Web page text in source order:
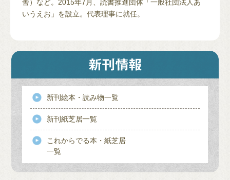
舎）など。2015年7月、読書推進団体「一般社団法人あ
いうえお」を設立。代表理事に就任。
新刊絵本・読み物一覧
新刊紙芝居一覧
これからでる本・紙芝居
一覧